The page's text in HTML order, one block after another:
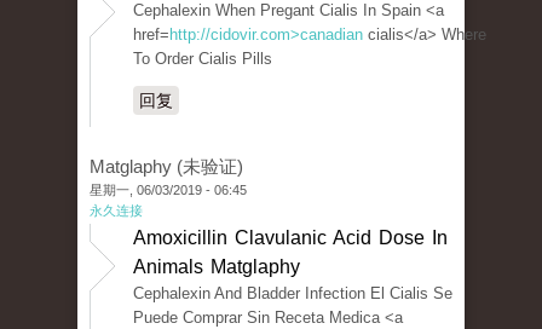
Cephalexin When Pregant Cialis In Spain <a
href= http://cidovir.com>canadian cialis</a> Where
To Order Cialis Pills
回复
Matglaphy (未验证)
星期一, 06/03/2019 - 06:45
永久连接
Amoxicillin Clavulanic Acid Dose In
Animals Matglaphy
Cephalexin And Bladder Infection El Cialis Se
Puede Comprar Sin Receta Medica <a